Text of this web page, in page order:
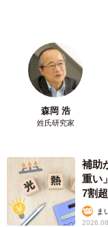
「歌」に聴き入る夏樹
ーーなぜ今回ノイ
てみようと？
「自分自身が聴覚
ためノイキャンを
森岡 浩
姓氏研究家
補助
重い
7割
ま